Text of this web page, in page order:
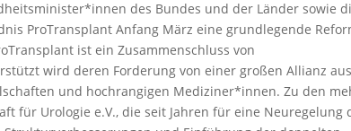
des Bundes und der Länder sowie
ProTransplant Anfang März eine grundlegende
ist ein Zusammenschluss von
wird deren Forderung von einer großen Allianz aus
und hochrangigen Mediziner*innen. Zu den
für Urologie e.V., die seit Jahren für eine Neuregelung